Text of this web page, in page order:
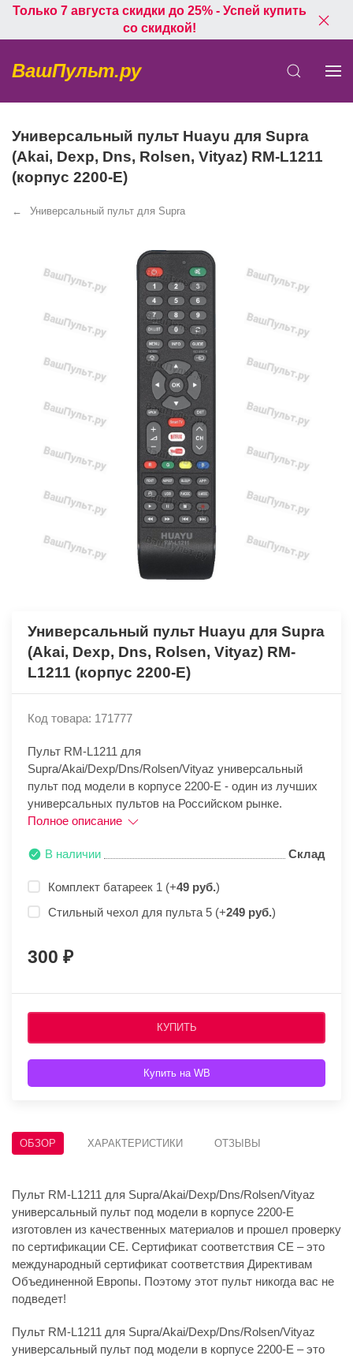
Только 7 августа скидки до 25% - Успей купить
со скидкой!
ВашПульт.ру
Универсальный пульт Huayu для Supra
(Akai, Dexp, Dns, Rolsen, Vityaz) RM-L1211
(корпус 2200-E)
Универсальный пульт для Supra
Универсальный пульт Huayu для Supra
(Akai, Dexp, Dns, Rolsen, Vityaz) RM-
L1211 (корпус 2200-E)
Код товара: 171777
Пульт RM-L1211 для
Supra/Akai/Dexp/Dns/Rolsen/Vityaz универсальный
пульт под модели в корпусе 2200-E - один из лучших
универсальных пультов на Российском рынке.
Полное описание
В наличии Склад
Комплект батареек 1 (+49 руб.)
Стильный чехол для пульта 5 (+249 руб.)
300
КУПИТЬ
Купить на WB
ОБЗОР ХАРАКТЕРИСТИКИ ОТЗЫВЫ
Пульт RM-L1211 для Supra/Akai/Dexp/Dns/Rolsen/Vityaz
универсальный пульт под модели в корпусе 2200-E
изготовлен из качественных материалов и прошел проверку
по сертификации CE. Сертификат соответствия СЕ – это
международный сертификат соответствия Директивам
Объединенной Европы. Поэтому этот пульт никогда вас не
подведет!
Пульт RM-L1211 для Supra/Akai/Dexp/Dns/Rolsen/Vityaz
универсальный пульт под модели в корпусе 2200-E – это